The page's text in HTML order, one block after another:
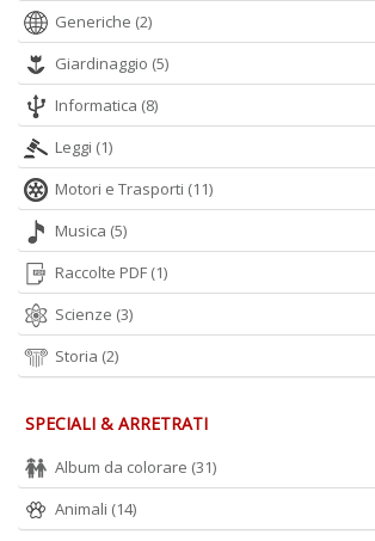
Generiche (2)
Giardinaggio (5)
Informatica (8)
Leggi (1)
Motori e Trasporti (11)
Musica (5)
Raccolte PDF (1)
Scienze (3)
Storia (2)
SPECIALI & ARRETRATI
Album da colorare (31)
Animali (14)